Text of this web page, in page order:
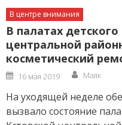
В центре внимания
В палатах
центральной
косметический
Posted
on
16 мая 2019 Author
Маяк
На уходящей неделе
вызвало состояние